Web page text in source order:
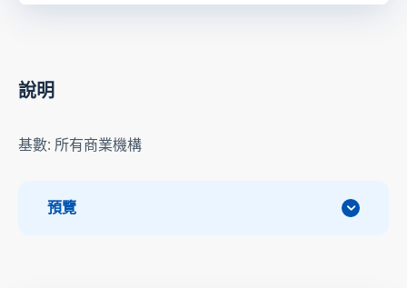
說明
基數: 所有商業機構
預覽